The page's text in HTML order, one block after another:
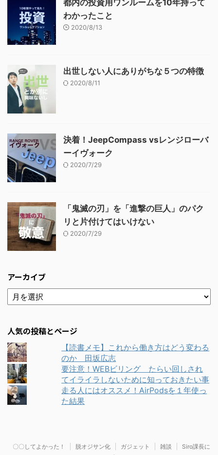
都内の投資用ワンルームを10年持って
わかったこと
2020/8/13
出世しない人にありがちな５つの特徴
2020/8/11
決着！JeepCompass vsレンジローバ
ーイヴォーク
2020/7/29
「鬼滅の刃」を「進撃の巨人」のパク
リと片付けてはいけない
2020/7/29
アーカイブ
人気の投稿とページ
【読書メモ】これから働き方はどう変わる
のか 田坂広志
要注意！WEBビリング たらい回しされ
てイライラしないために知っておきたい事
走る人にはオススメ！AirPodsを１年使っ
た結果
〇〇してよかった！ 脱オジサン化 ガジェット 雑談
Siro課長に